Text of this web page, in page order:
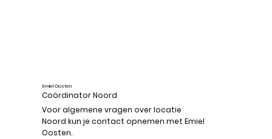
Emiel Oosten
Coördinator Noord
Voor algemene vragen over locatie
Noord kun je contact opnemen met Emiel
Oosten.